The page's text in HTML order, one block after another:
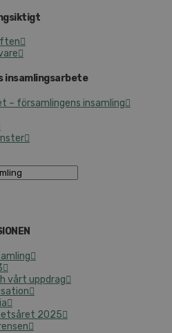
insamlingsarbete
– församlingens insamling
vårt uppdrag
2025